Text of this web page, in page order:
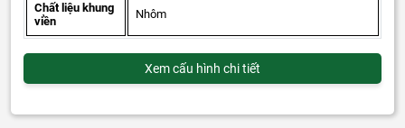
Chất liệu khung
viền
Nhôm
Xem cấu hình chi tiết